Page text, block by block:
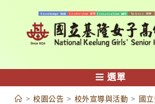
容
選單
> 校園公告 > 校外宣導與活動 > 國